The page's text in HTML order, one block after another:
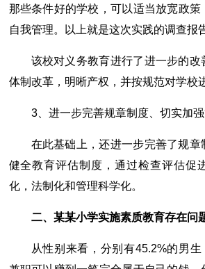
那些条件好的学校，可以适当放宽政策
自我管理。以上就是这次实践的调查报
该校对义务教育进行了进一步的
体制改革，明晰产权，并按规范对学校
3、进一步完善规章制度、切实加
在此基础上，还进一步完善了规章
健全教育评估制度，通过检查评估促
化，法制化和管理科学化。
二、某某小学实施素质教育存在问
从性别来看，分别有45.2%的男